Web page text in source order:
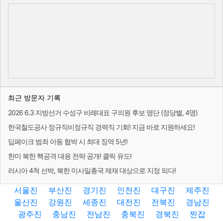
최근 방문자 기록
2026 6.3 지방선거 수성구 비례대표 구의원 후보 명단 (정당별, 4명)
한국철도공사 정규직비정규직 경력직 기회! 지금 바로 지원하세요!
딥페이크 범죄 아동 협박 시 최대 징역 5년!
한미 북한 핵공격 대응 전략 공개! 클릭 유도!
러시아 4척 선박, 북한 미사일총국 제재 대상으로 지정 되다!
서울진 부산진 경기진 인천진 대구진
제주진
울산진
강원진 세종진 대전진 전북진
경남진
광주진
충남진 전남진 충북진 경북진 찐잡